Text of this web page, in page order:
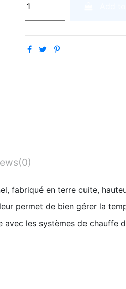
(0)
fabriqué en terre cuite,
permet de bien gérer la
les systèmes de chauffe